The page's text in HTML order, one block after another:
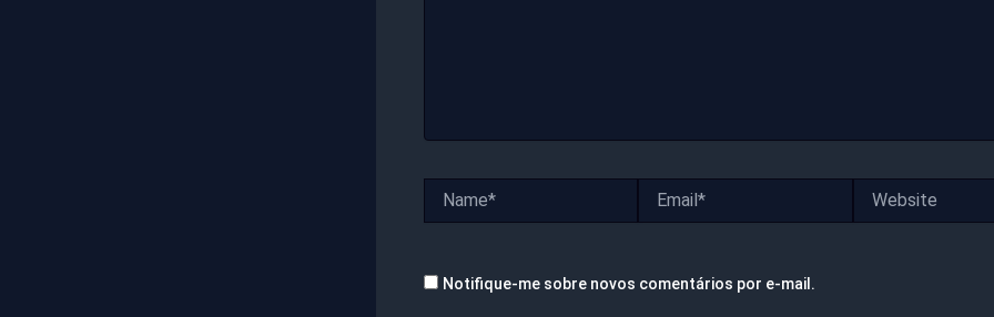
Notifique-me sobre novos comentários por e-mail.